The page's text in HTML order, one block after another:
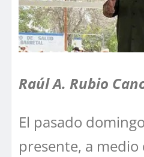
Raúl A. Rubio
El pasado
presente, a